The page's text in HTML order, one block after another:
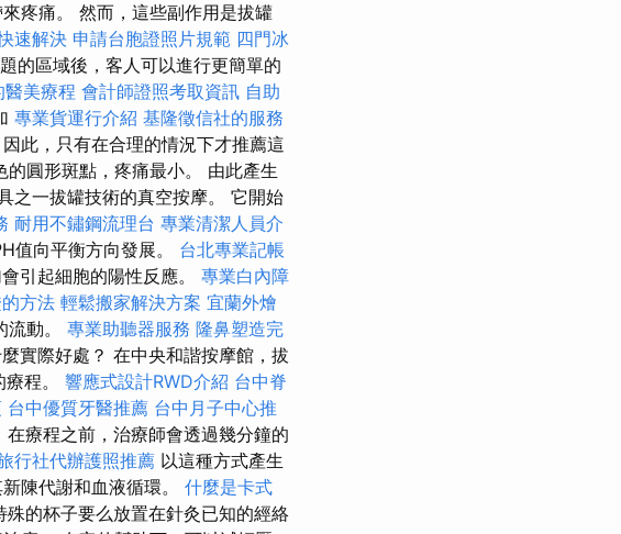
疼痛。 然而，這些副作用是拔罐
速解決 申請台胞證照片規範 四門冰
的區域後，客人可以進行更簡單的
美療程 會計師證照考取資訊 自助
專業貨運行介紹 基隆徵信社的服務
因此，只有在合理的情況下才推薦這
圓形斑點，疼痛最小。 由此產生
之一拔罐技術的真空按摩。 它開始
耐用不鏽鋼流理台 專業清潔人員介
值向平衡方向發展。 台北專業記帳
引起細胞的陽性反應。 專業白內障
方法 輕鬆搬家解決方案 宜蘭外燴
動。 專業助聽器服務 隆鼻塑造完
實際好處？ 在中央和諧按摩館，拔
程。 響應式設計RWD介紹 台中脊
台中優質牙醫推薦 台中月子中心推
在療程之前，治療師會透過幾分鐘的
行社代辦護照推薦 以這種方式產生
陳代謝和血液循環。 什麼是卡式
殊的杯子要么放置在針灸已知的經絡